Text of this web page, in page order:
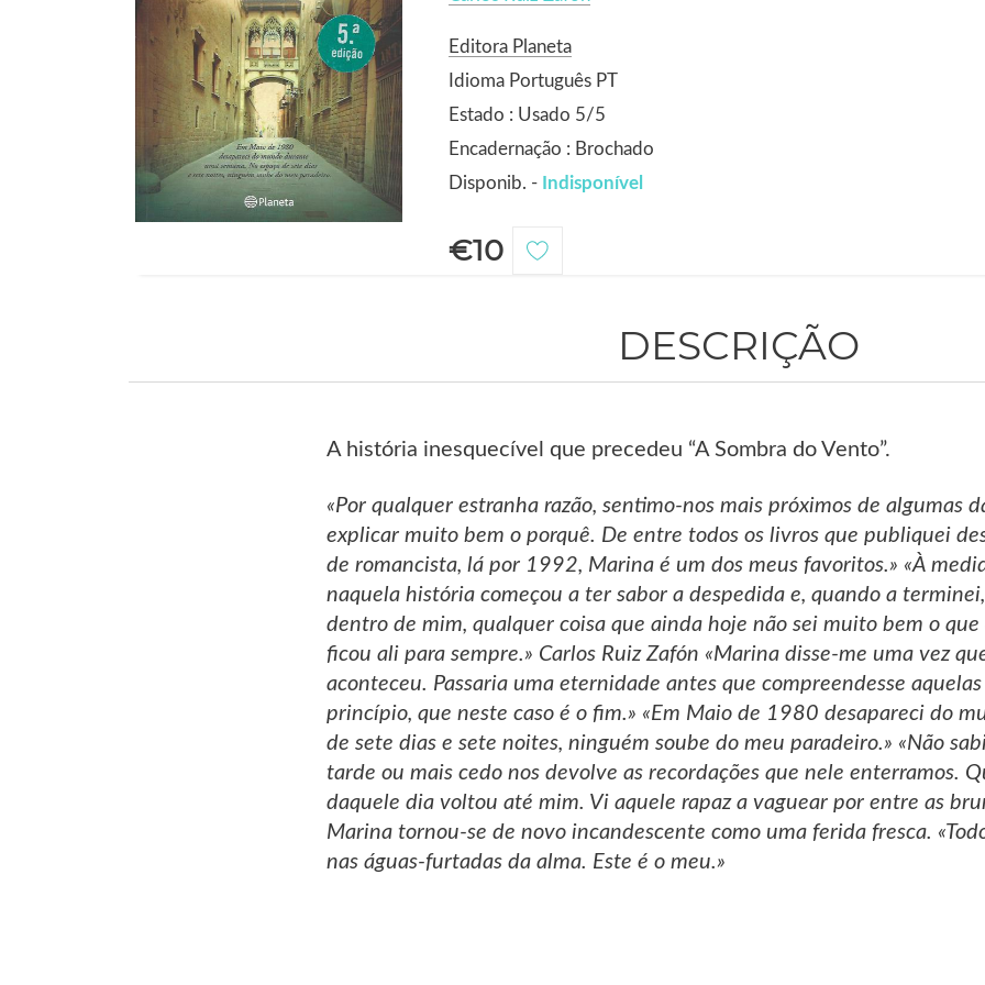
Editora Planeta
Idioma Português PT
Estado : Usado 5/5
Encadernação : Brochado
Disponib. - Indisponível
€10
DESCRIÇÃO
A história inesquecível que precedeu “A Sombra do Vento”.
«Por qualquer estranha razão, sentimo-nos mais próximos de algumas
explicar muito bem o porquê. De entre todos os livros que publiquei
de romancista, lá por 1992, Marina é um dos meus favoritos.» «À
naquela história começou a ter sabor a despedida e, quando a
dentro de mim, qualquer coisa que ainda hoje não sei muito bem o
ficou ali para sempre.» Carlos Ruiz Zafón «Marina disse-me uma vez
aconteceu. Passaria uma eternidade antes que compreendesse
princípio, que neste caso é o fim.» «Em Maio de 1980 desapareci do
de sete dias e sete noites, ninguém soube do meu paradeiro.» «Não
tarde ou mais cedo nos devolve as recordações que nele enterramos.
daquele dia voltou até mim. Vi aquele rapaz a vaguear por entre as
Marina tornou-se de novo incandescente como uma ferida fresca.
nas águas-furtadas da alma. Este é o meu.»